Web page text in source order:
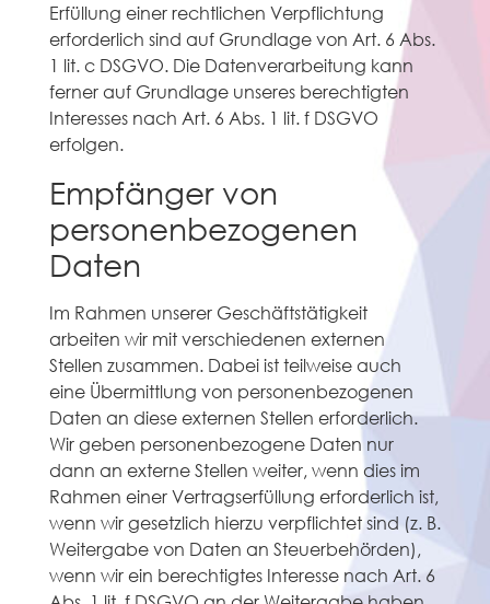
Erfüllung einer rechtlichen Verpflichtung
erforderlich sind auf Grundlage von Art. 6 Abs.
1 lit. c DSGVO. Die Datenverarbeitung kann
ferner auf Grundlage unseres berechtigten
Interesses nach Art. 6 Abs. 1 lit. f DSGVO
erfolgen.
Empfänger von
personenbezogenen
Daten
Im Rahmen unserer Geschäftstätigkeit
arbeiten wir mit verschiedenen externen
Stellen zusammen. Dabei ist teilweise auch
eine Übermittlung von personenbezogenen
Daten an diese externen Stellen erforderlich.
Wir geben personenbezogene Daten nur
dann an externe Stellen weiter, wenn dies im
Rahmen einer Vertragserfüllung erforderlich ist,
wenn wir gesetzlich hierzu verpflichtet sind (z. B.
Weitergabe von Daten an Steuerbehörden),
wenn wir ein berechtigtes Interesse nach Art. 6